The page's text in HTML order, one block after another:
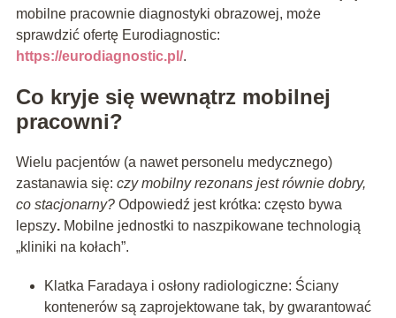
mobilne pracownie diagnostyki obrazowej, może
sprawdzić ofertę Eurodiagnostic:
https://eurodiagnostic.pl/.
Co kryje się wewnątrz mobilnej
pracowni?
Wielu pacjentów (a nawet personelu medycznego)
zastanawia się: czy mobilny rezonans jest równie dobry,
co stacjonarny?Odpowiedź jest krótka: często bywa
lepszy.Mobilne jednostki to naszpikowane technologią
„kliniki na kołach”.
Klatka Faradaya i osłony radiologiczne: Ściany
kontenerów są zaprojektowane tak, by gwarantować